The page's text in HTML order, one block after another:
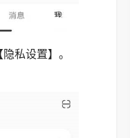
私设置】。